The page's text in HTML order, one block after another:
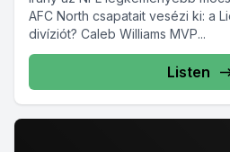
AFC North csapatait vesézi ki: a
divíziót? Caleb Williams MVP...
Listen